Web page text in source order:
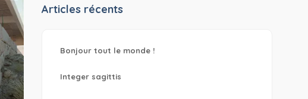
Articles récents
Bonjour tout le monde !
Integer sagittis